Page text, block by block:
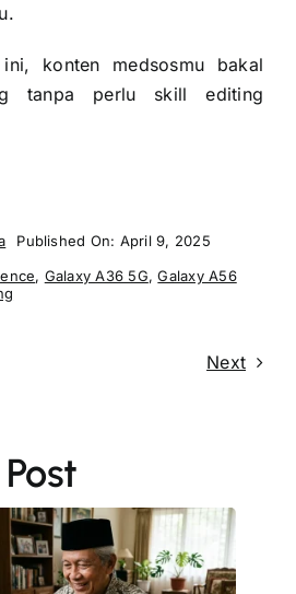
konten medsosmu bakal
tanpa perlu skill editing
Published On: April 9, 2025
, Galaxy A36 5G,Galaxy A56
Next